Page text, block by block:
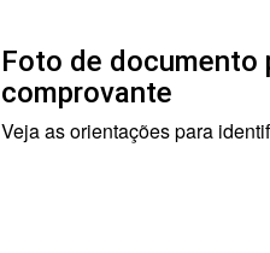
Foto de documento
comprovante
Veja as orientações para